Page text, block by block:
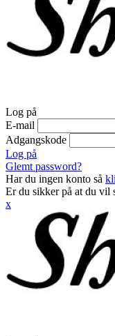
Log på
E-mail
Adgangskode
Log på
Glemt password?
Har du ingen konto så
Er du sikker på at du vil
x